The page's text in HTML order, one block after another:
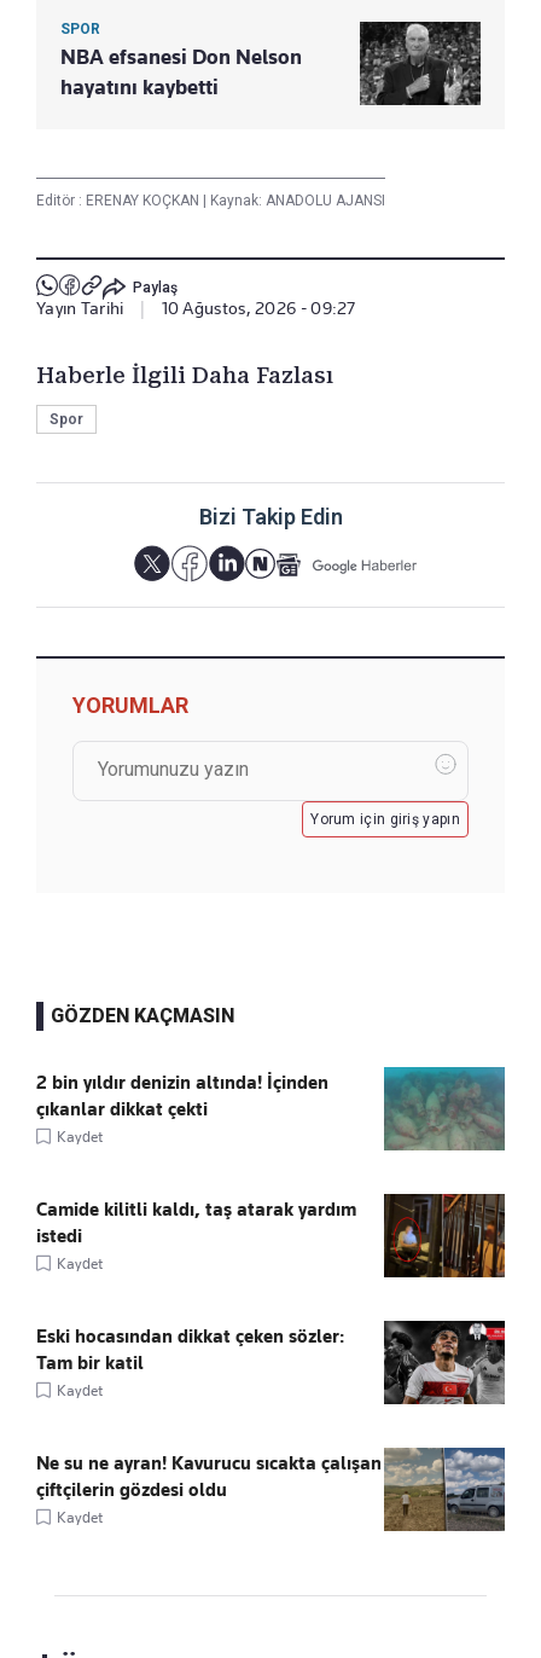
SPOR
NBA efsanesi Don Nelson
hayatını kaybetti
Editör : ERENAY KOÇKAN Kaynak: ANADOLU AJANSI
Paylaş
Yayın Tarihi 10 Ağustos, 2026 - 09:27
Haberle İlgili Daha Fazlası
Spor
Bizi Takip Edin
YORUMLAR
Yorum için giriş yapın
GÖZDEN KAÇMASIN
2 bin yıldır denizin altında! İçinden
çıkanlar dikkat çekti
Kaydet
Camide kilitli kaldı, taş atarak yardım
istedi
Kaydet
Eski hocasından dikkat çeken sözler:
Tam bir katil
Kaydet
Ne su ne ayran! Kavurucu sıcakta çalışan
çiftçilerin gözdesi oldu
Kaydet